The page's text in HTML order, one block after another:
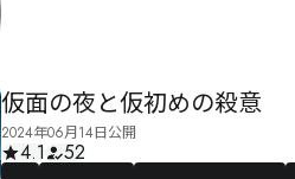
仮面の夜と仮初めの殺意
2024年06月14日公開
4.1
52